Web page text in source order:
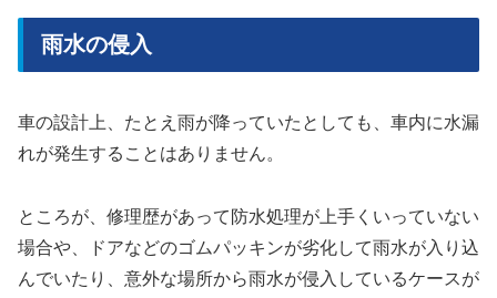
雨水の侵入
車の設計上、たとえ雨が降っていたとしても、車内に水漏
れが発生することはありません。
ところが、修理歴があって防水処理が上手くいっていない
場合や、ドアなどのゴムパッキンが劣化して雨水が入り込
んでいたり、意外な場所から雨水が侵入しているケースが